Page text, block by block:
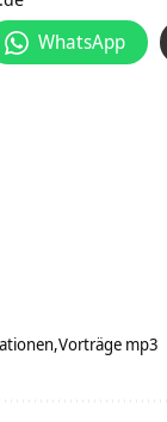
WhatsApp
Vorträge mp3